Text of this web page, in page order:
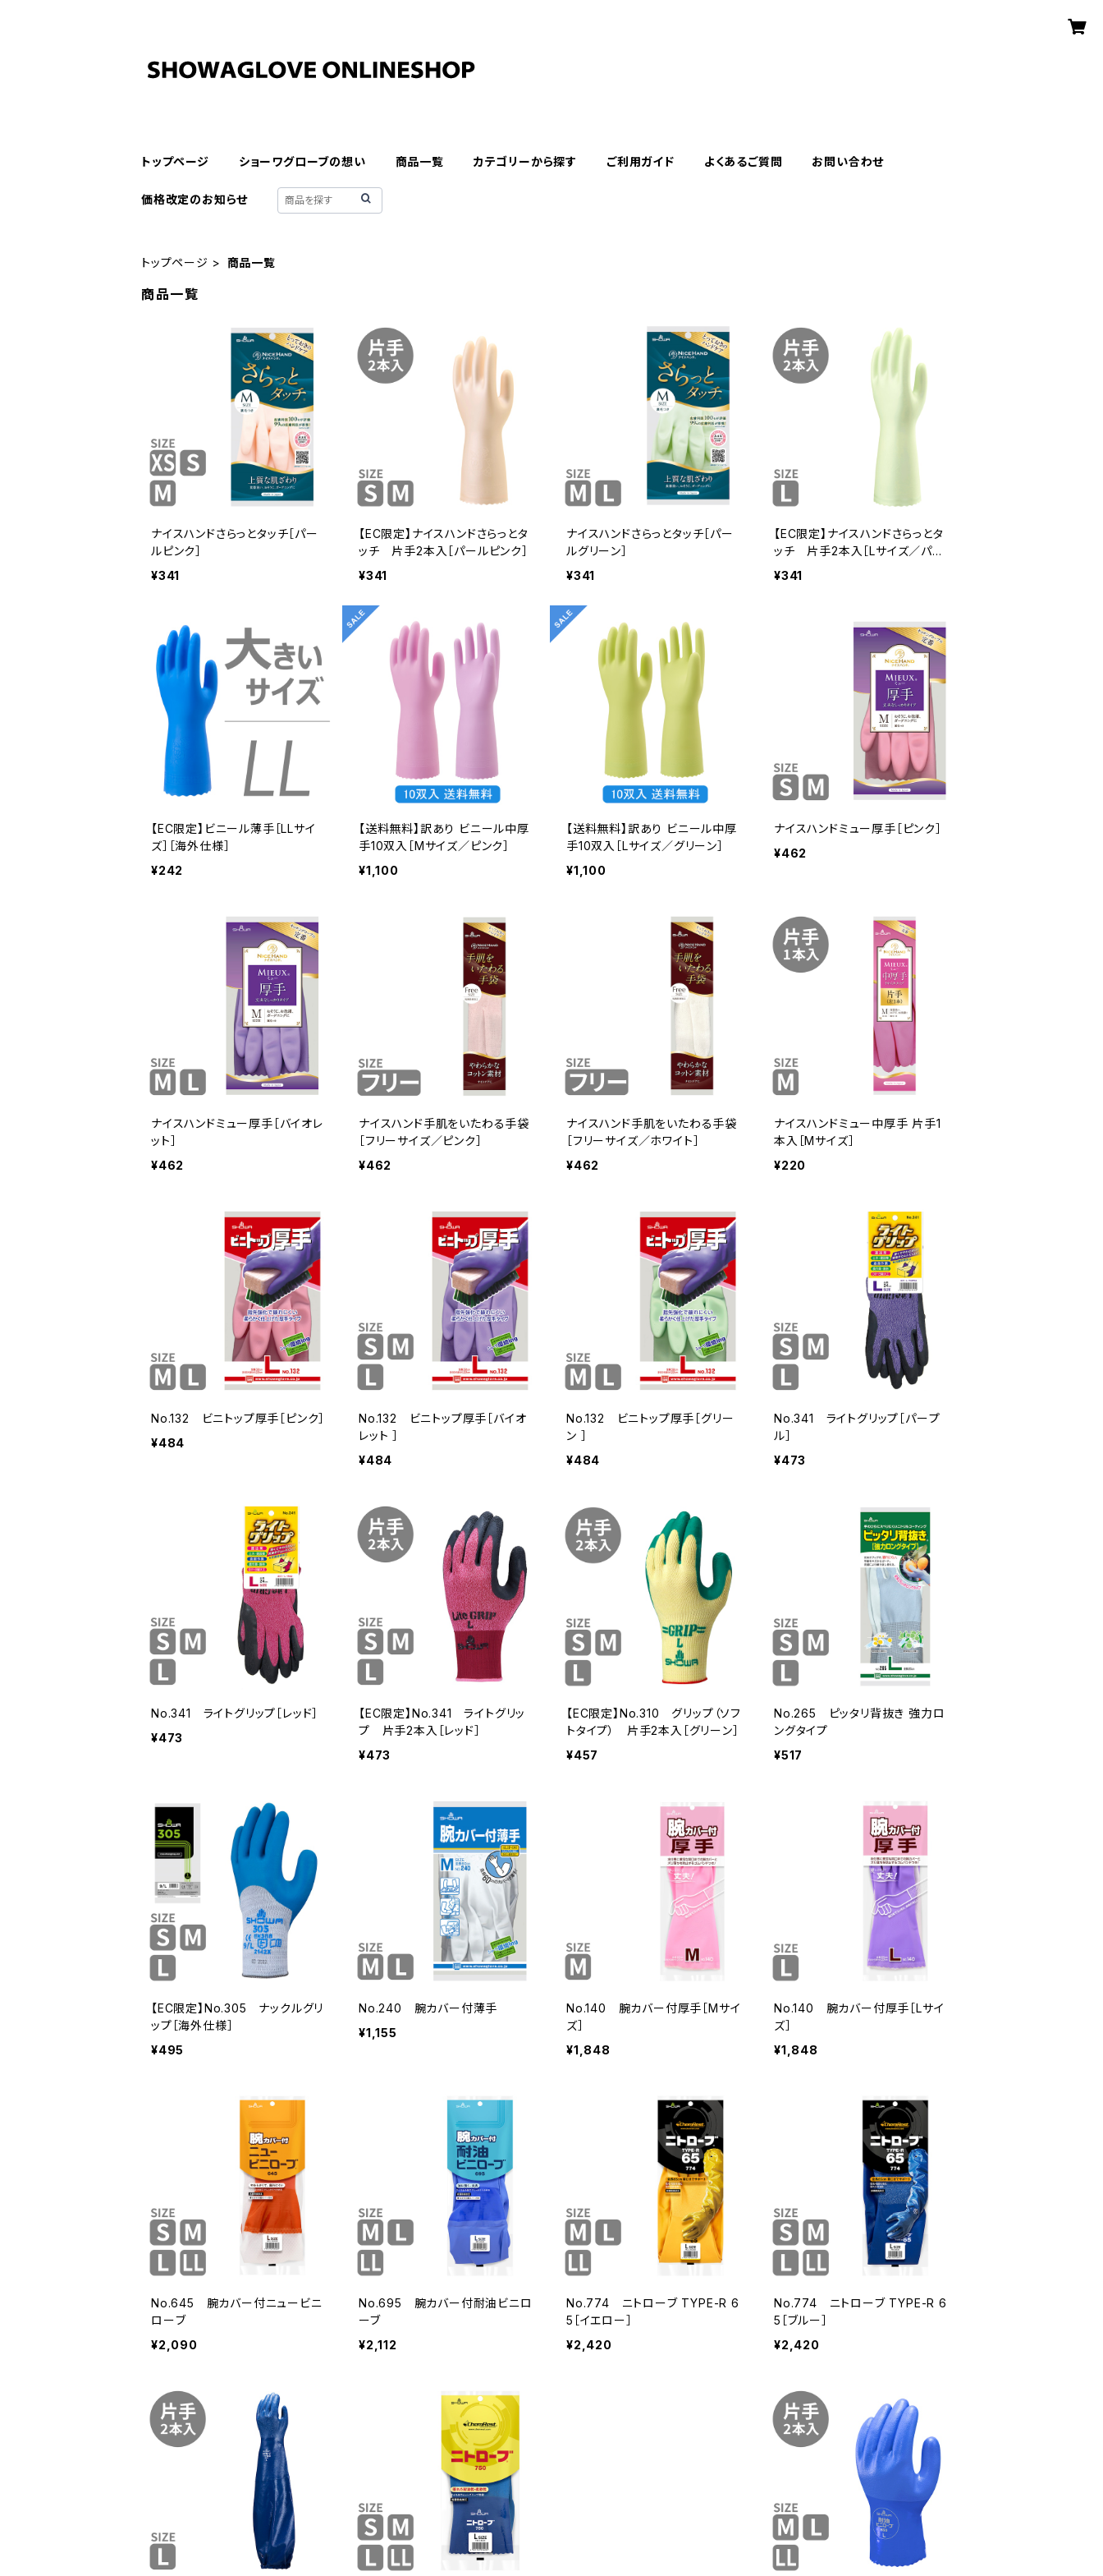
トップページ ショーワグローブの想い 商品一覧 カテゴリーから探す ご利用ガイド よくあるご質問 お問い合わせ
価格改定のお知らせ
トップページ 商品一覧
商品一覧
ナイスハンドさらっとタッチ［パー
ルピンク］
¥341
【EC限定】ナイスハンドさらっとタ
ッチ 片手2本入［パールピンク］
¥341
ナイスハンドさらっとタッチ［パー
ルグリーン］
¥341
【EC限定】ナイスハンドさらっとタ
ッチ 片手2本入［Lサイズ／パー
ルグリーン］
¥341
【EC限定】ビニール薄手［LLサイ
ズ］［海外仕様］
¥242
【送料無料】訳あり ビニール中厚
手10双入［Mサイズ／ピンク］
¥1,100
【送料無料】訳あり ビニール中厚
手10双入［Lサイズ／グリーン］
¥1,100
ナイスハンドミュー厚手［ピンク］
¥462
ナイスハンドミュー厚手［バイオレ
ット］
¥462
ナイスハンド手肌をいたわる手袋
［フリーサイズ／ピンク］
¥462
ナイスハンド手肌をいたわる手袋
［フリーサイズ／ホワイト］
¥462
ナイスハンドミュー中厚手 片手1
本入［Mサイズ］
¥220
No.132 ビニトップ厚手［ピンク］
¥484
No.132 ビニトップ厚手［バイオ
レット ］
¥484
No.132 ビニトップ厚手［グリー
ン ］
¥484
No.341 ライトグリップ［パープ
ル］
¥473
No.341 ライトグリップ［レッド］
¥473
【EC限定】No.341 ライトグリッ
プ 片手2本入［レッド］
¥473
【EC限定】No.310 グリップ（ソフ
トタイプ） 片手2本入［グリーン］
¥457
No.265 ピッタリ背抜き 強力ロ
ングタイプ
¥517
【EC限定】No.305 ナックルグリ
ップ［海外仕様］
¥495
No.240 腕カバー付薄手
¥1,155
No.140 腕カバー付厚手［Mサイ
ズ］
¥1,848
No.140 腕カバー付厚手［Lサイ
ズ］
¥1,848
No.645 腕カバー付ニュービニ
ローブ
¥2,090
No.695 腕カバー付耐油ビニロ
ーブ
¥2,112
No.774 ニトローブ TYPE-R 6
5［イエロー］
¥2,420
No.774 ニトローブ TYPE-R 6
5［ブルー］
¥2,420